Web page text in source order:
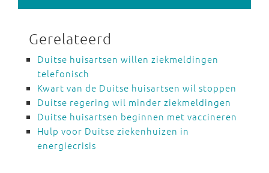
Gerelateerd
Duitse huisartsen willen ziekmeldingen
telefonisch
Kwart van de Duitse huisartsen wil stoppen
Duitse regering wil minder ziekmeldingen
Duitse huisartsen beginnen met vaccineren
Hulp voor Duitse ziekenhuizen in
energiecrisis